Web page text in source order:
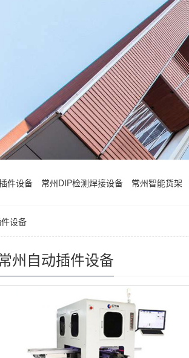
件设备 常州DIP检测焊接设备 常州智能货架
设备
州自动插件设备